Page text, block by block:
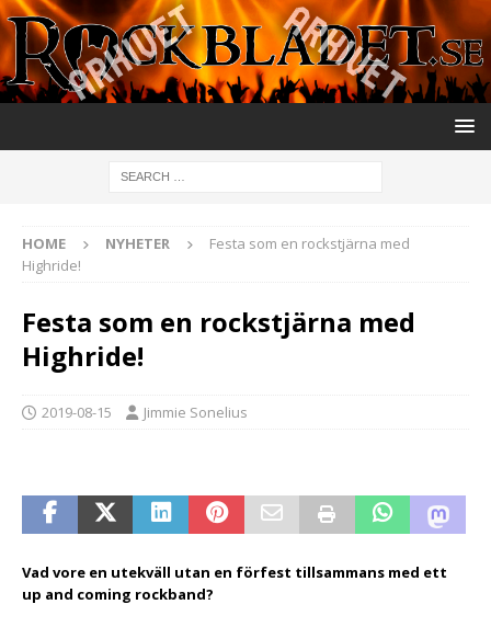
HOME NYHETER
Festa som en rockstjärna med
Highride!
Festa som en rockstjärna med
Highride!
2019-08-15 Jimmie Sonelius
Vad vore en utekväll utan en förfest tillsammans med ett
up and coming rockband?